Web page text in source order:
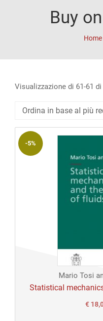
Incipit
Archetipi
Riviste
Buy
Home
Visualizzazione di 61-61
-5%
Mario Tosi
Statistical
Il
€